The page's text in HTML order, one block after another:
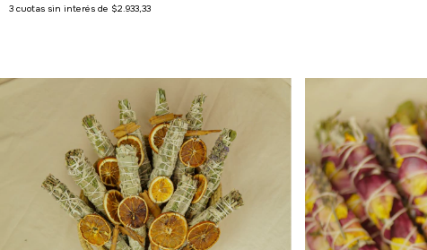
3 cuotas sin interés de $2.933,33